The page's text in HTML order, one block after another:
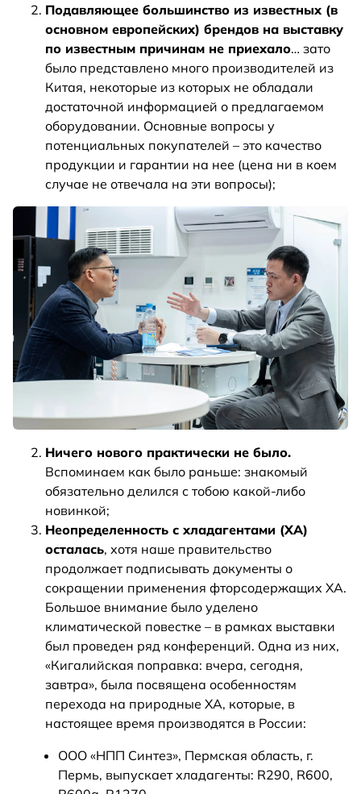
Подавляющее большинство из известных (в
основном европейских) брендов на выставку
по известным причинам не приехало… зато
было представлено много производителей из
Китая, некоторые из которых не обладали
достаточной информацией о предлагаемом
оборудовании. Основные вопросы у
потенциальных покупателей – это качество
продукции и гарантии на нее (цена ни в коем
случае не отвечала на эти вопросы);
Ничего нового практически не было.
Вспоминаем как было раньше: знакомый
обязательно делился с тобою какой-либо
новинкой;
Неопределенность с хладагентами (ХА)
осталась, хотя наше правительство
продолжает подписывать документы о
сокращении применения фторсодержащих ХА.
Большое внимание было уделено
климатической повестке – в рамках выставки
был проведен ряд конференций. Одна из них,
«Кигалийская поправка: вчера, сегодня,
завтра», была посвящена особенностям
перехода на природные ХА, которые, в
настоящее время производятся в России:
ООО «НПП Синтез», Пермская область, г.
Пермь, выпускает хладагенты: R290, R600,